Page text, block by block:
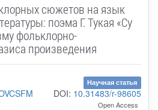
сюжетов на язык
поэма Г. Тукая «Су
фольклорно-
произведения
Научная статья
DOI: 10.31483/r-98605
Open Access